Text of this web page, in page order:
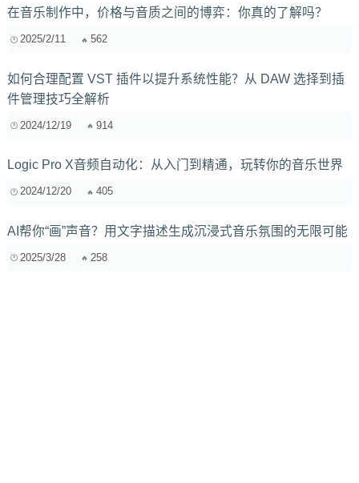
在音乐制作中，价格与音质之间的博弈：你真的了解吗？
2025/2/11 562
如何合理配置 VST 插件以提升系统性能？从 DAW 选择到插
件管理技巧全解析
2024/12/19 914
Logic Pro X音频自动化：从入门到精通，玩转你的音乐世界
2024/12/20 405
AI帮你“画”声音？用文字描述生成沉浸式音乐氛围的无限可能
2025/3/28 258